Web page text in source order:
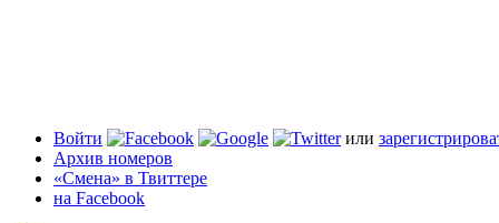
Войти или
Архив номеров
«Смена» в Твиттере
на Facebook